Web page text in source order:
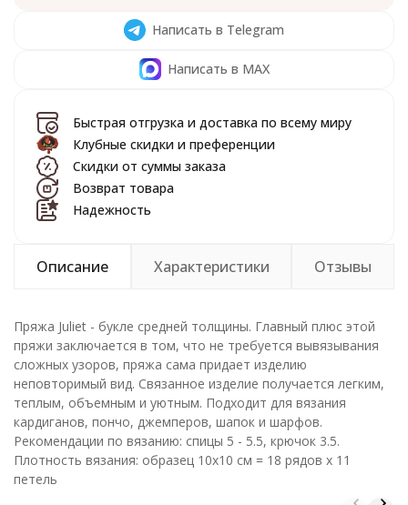
Написать в Telegram
Написать в MAX
Быстрая отгрузка и доставка по всему миру
Клубные скидки и преференции
Скидки от суммы заказа
Возврат товара
Надежность
Описание Характеристики Отзывы
Пряжа Juliet - букле средней толщины. Главный плюс этой
пряжи заключается в том, что не требуется вывязывания
сложных узоров, пряжа сама придает изделию
неповторимый вид. Связанное изделие получается легким,
теплым, объемным и уютным. Подходит для вязания
кардиганов, пончо, джемперов, шапок и шарфов.
Рекомендации по вязанию: спицы 5 - 5.5, крючок 3.5.
Плотность вязания: образец 10х10 см = 18 рядов х 11
петель